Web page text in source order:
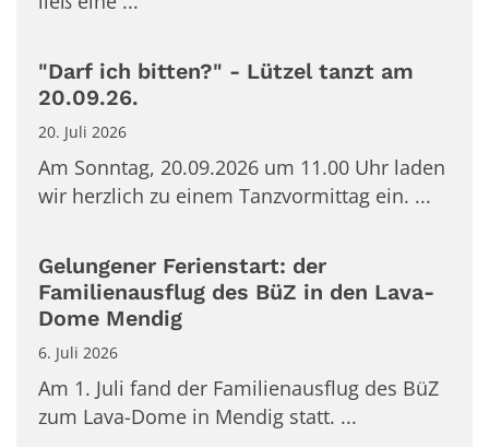
"Darf ich bitten?" - Lützel tanzt am
20.09.26.
20. Juli 2026
Am Sonntag, 20.09.2026 um 11.00 Uhr laden
wir herzlich zu einem Tanzvormittag ein. ...
Gelungener Ferienstart: der
Familienausflug des BüZ in den Lava-
Dome Mendig
6. Juli 2026
Am 1. Juli fand der Familienausflug des BüZ
zum Lava-Dome in Mendig statt. ...